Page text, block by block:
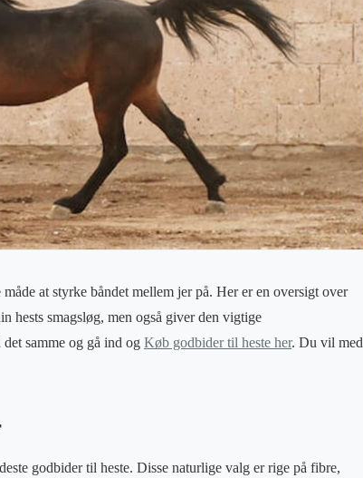
at styrke båndet mellem jer på. Her er en oversigt over
hests smagsløg, men også giver den vigtige
samme og gå ind og Køb godbider til heste her. Du vil med
godbider til heste. Disse naturlige valg er rige på fibre,